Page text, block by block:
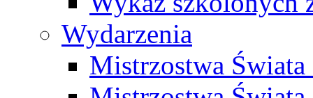
Wydarzenia
Mistrzostwa